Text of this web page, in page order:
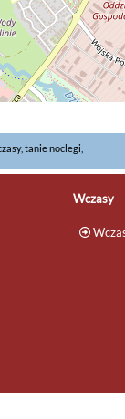
tanie noclegi,
Wczasy